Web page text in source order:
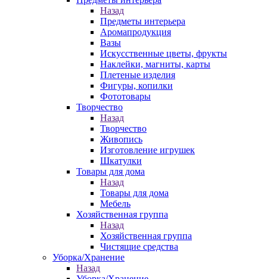
Назад
Предметы интерьера
Аромапродукция
Вазы
Искусственные цветы, фрукты
Наклейки, магниты, карты
Плетеные изделия
Фигуры, копилки
Фототовары
Творчество
Назад
Творчество
Живопись
Изготовление игрушек
Шкатулки
Товары для дома
Назад
Товары для дома
Мебель
Хозяйственная группа
Назад
Хозяйственная группа
Чистящие средства
Уборка/Хранение
Назад